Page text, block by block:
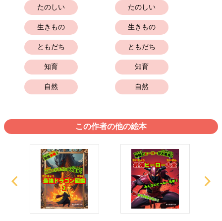
たのしい
生きもの
ともだち
知育
自然
たのしい
生きもの
ともだち
知育
自然
この作者の他の絵本